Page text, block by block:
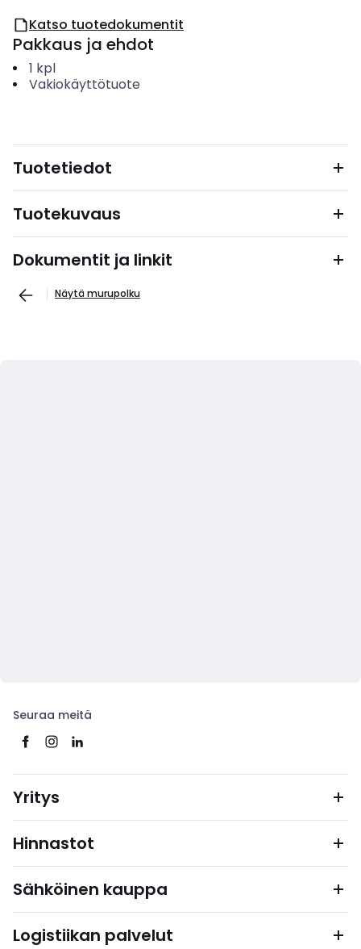
Katso tuotedokumentit
Pakkaus ja ehdot
1 kpl
Vakiokäyttötuote
Tuotetiedot
Tuotekuvaus
Dokumentit ja linkit
Näytä murupolku
Seuraa meitä
Yritys
Hinnastot
Sähköinen kauppa
Logistiikan palvelut